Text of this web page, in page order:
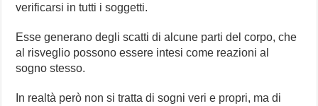
verificarsi in tutti i soggetti.
Esse generano degli scatti di alcune parti del corpo, che
al risveglio possono essere intesi come reazioni al
sogno stesso.
In realtà però non si tratta di sogni veri e propri, ma di